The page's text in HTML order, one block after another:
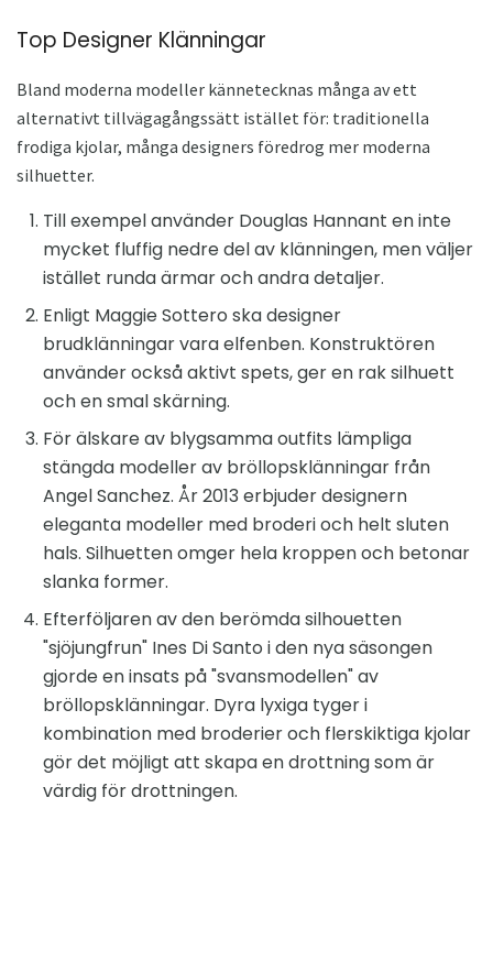
Top Designer Klänningar
Bland moderna modeller kännetecknas många av ett
alternativt tillvägagångssätt istället för: traditionella
frodiga kjolar, många designers föredrog mer moderna
silhuetter.
Till exempel använder Douglas Hannant en inte
mycket fluffig nedre del av klänningen, men väljer
istället runda ärmar och andra detaljer.
Enligt Maggie Sottero ska designer
brudklänningar vara elfenben. Konstruktören
använder också aktivt spets, ger en rak silhuett
och en smal skärning.
För älskare av blygsamma outfits lämpliga
stängda modeller av bröllopsklänningar från
Angel Sanchez. År 2013 erbjuder designern
eleganta modeller med broderi och helt sluten
hals. Silhuetten omger hela kroppen och betonar
slanka former.
Efterföljaren av den berömda silhouetten
"sjöjungfrun" Ines Di Santo i den nya säsongen
gjorde en insats på "svansmodellen" av
bröllopsklänningar. Dyra lyxiga tyger i
kombination med broderier och flerskiktiga kjolar
gör det möjligt att skapa en drottning som är
värdig för drottningen.